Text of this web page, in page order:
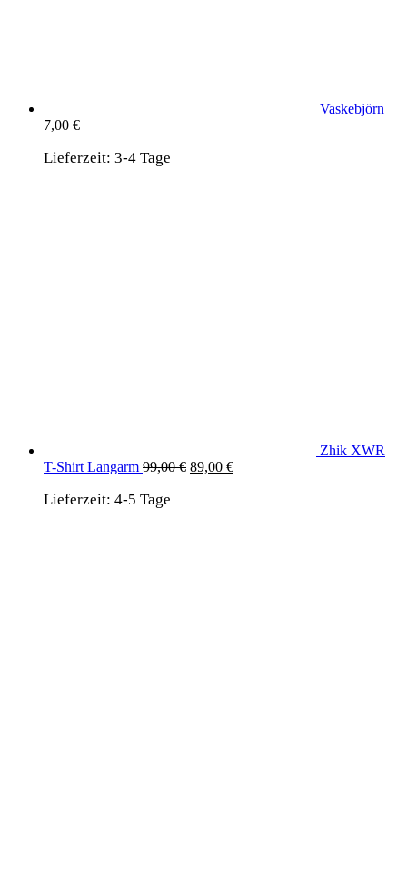
Vaskebjörn
7,00 €
Lieferzeit: 3-4 Tage
Zhik XWR
T-Shirt Langarm 99,00€ Ursprünglicher
89,00 €Aktueller
Lieferzeit: 4-5 Tage